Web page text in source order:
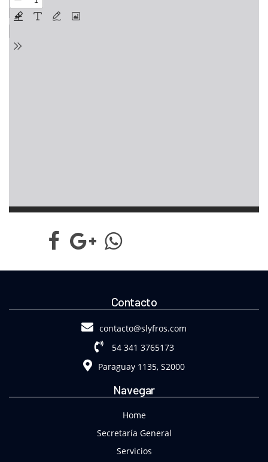
Contacto
contacto@slyfros.com
54 341 3765173
Paraguay 1135, S2000
Navegar
Home
Secretaría General
Servicios